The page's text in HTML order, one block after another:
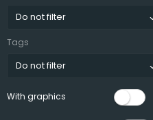
Do not filter
Tags
Do not filter
With graphics